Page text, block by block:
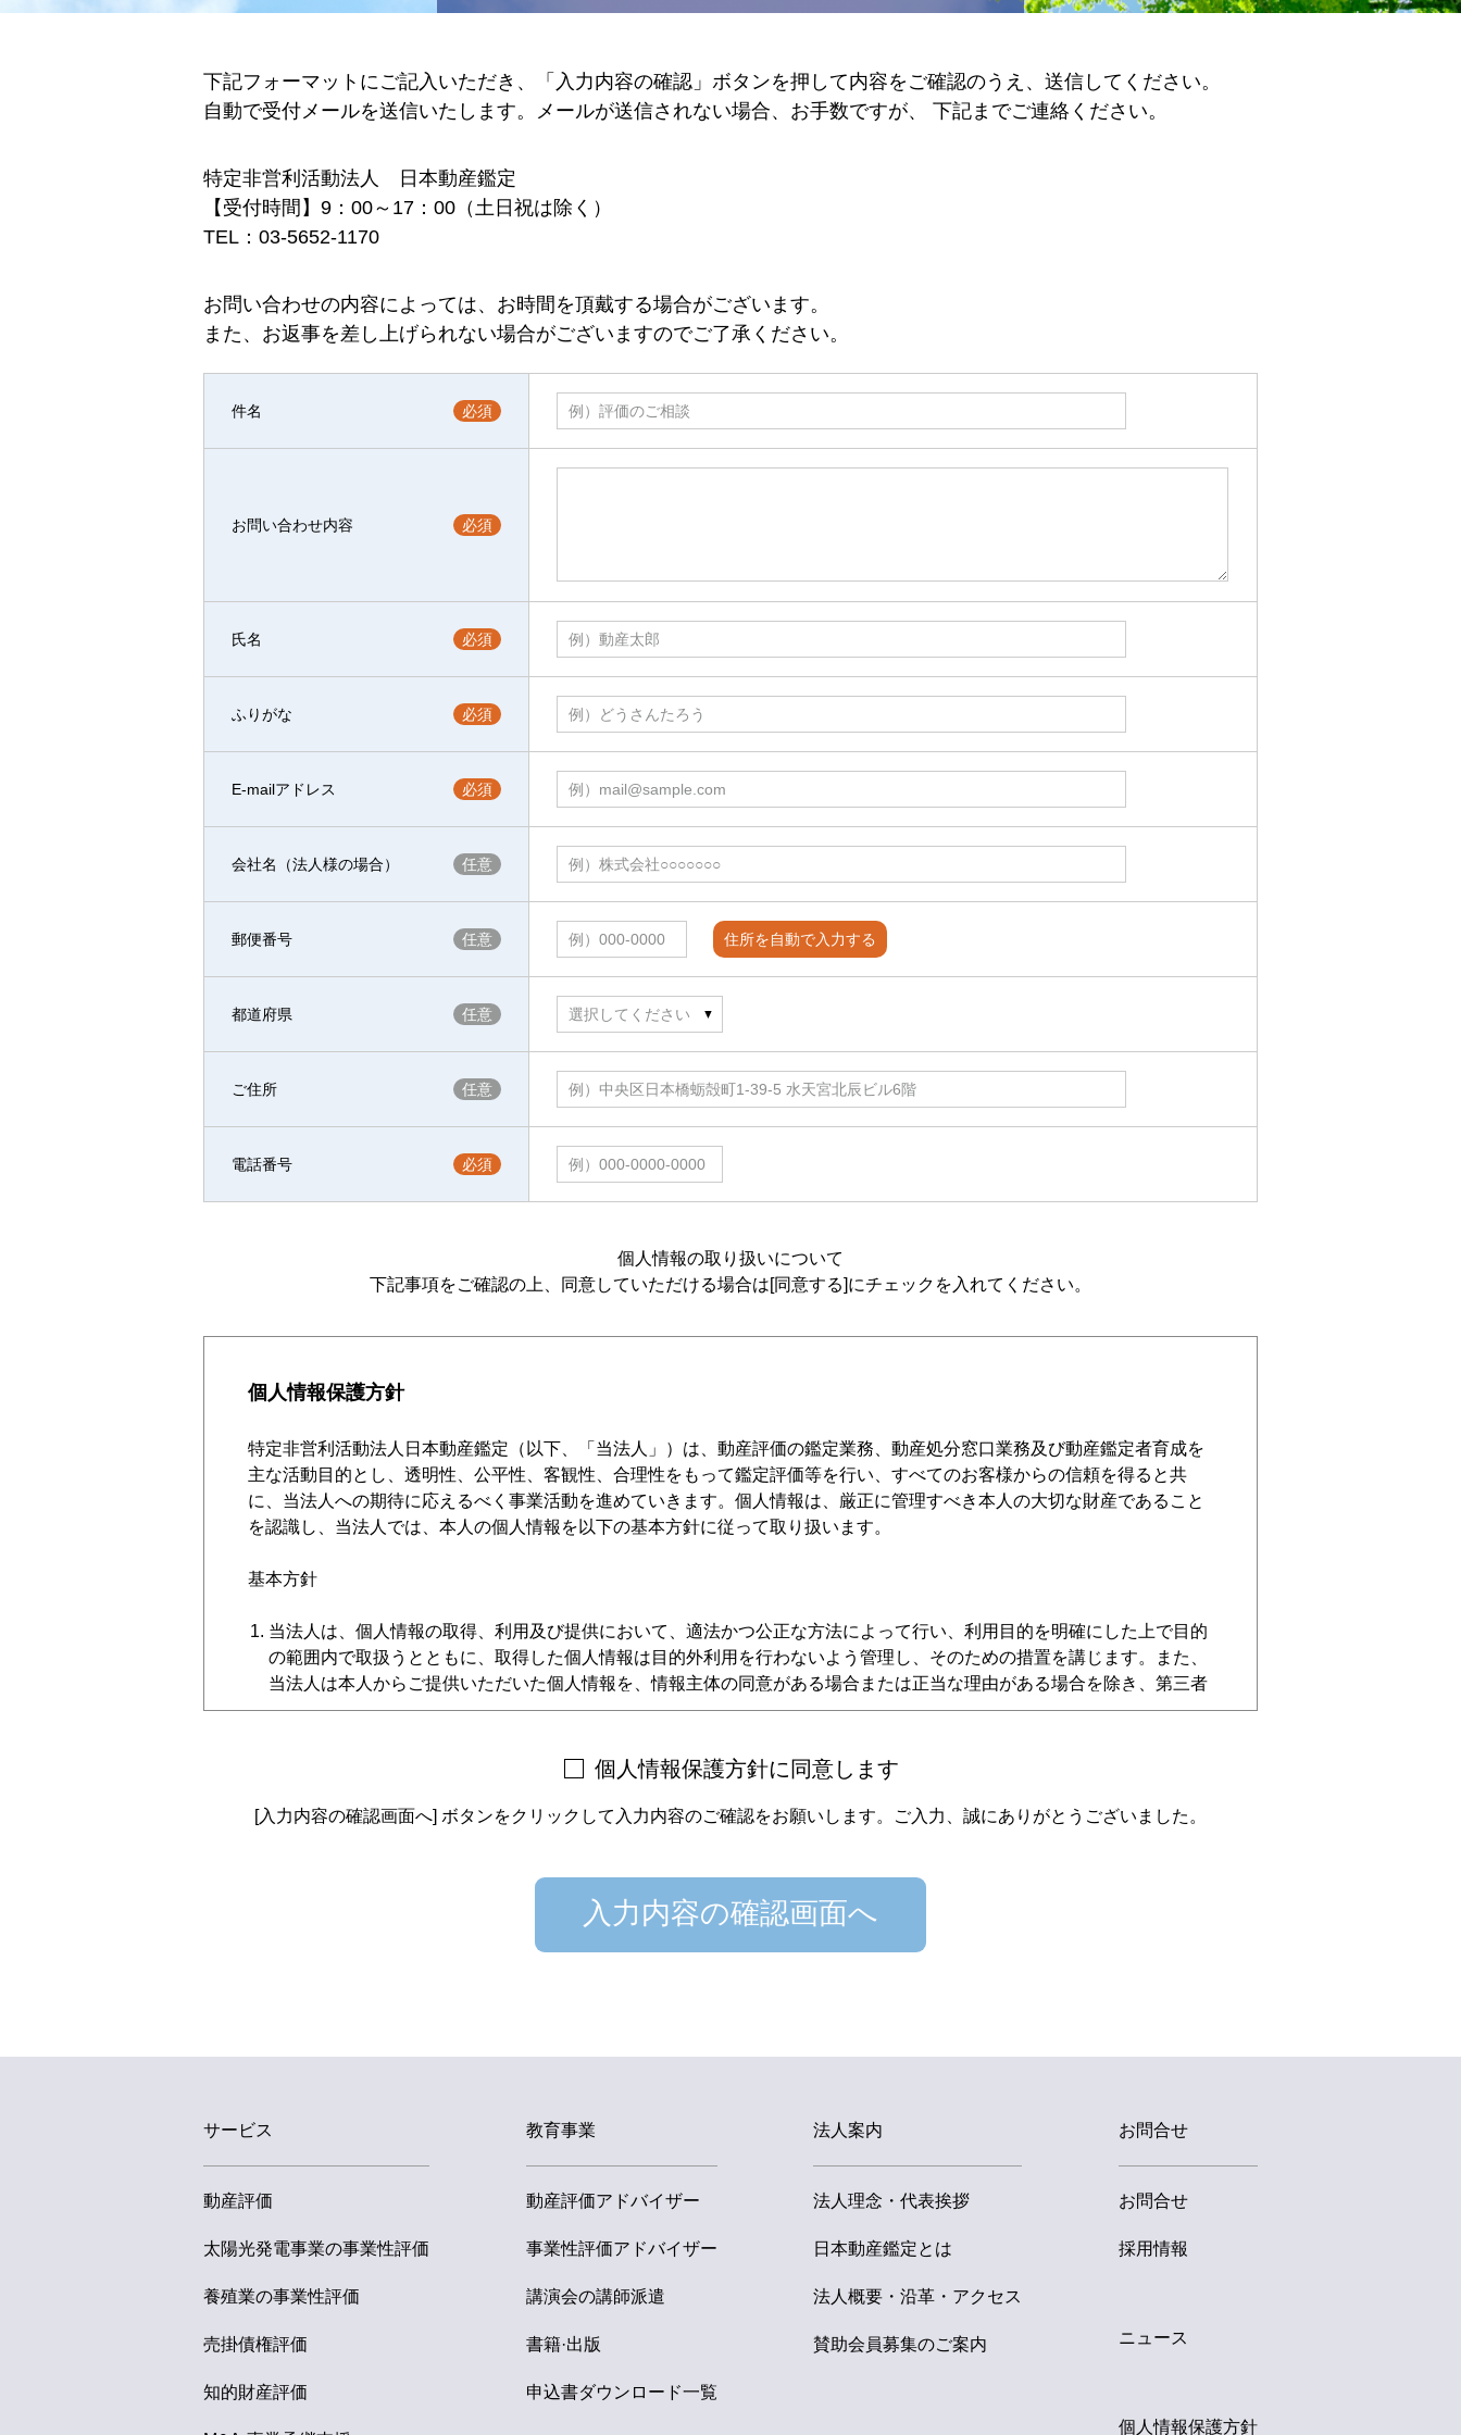
下記フォーマットにご記入いただき、「入力内容の確認」ボタンを押して内容をご確認のうえ、送信してください。
自動で受付メールを送信いたします。メールが送信されない場合、お手数ですが、 下記までご連絡ください。
特定非営利活動法人 日本動産鑑定
【受付時間】9：00～17：00（土日祝は除く）
TEL：03-5652-1170
お問い合わせの内容によっては、お時間を頂戴する場合がございます。
また、お返事を差し上げられない場合がございますのでご了承ください。
件名
お問い合わせ内容
氏名
ふりがな
E-mailアドレス
会社名（法人様の場合）
郵便番号 住所を自動で入力する
都道府県
ご住所
電話番号
個人情報の取り扱いについて
下記事項をご確認の上、同意していただける場合は[同意する]にチェックを入れてください。
個人情報保護方針
特定非営利活動法人日本動産鑑定（以下、「当法人」）は、動産評価の鑑定業務、動産処分窓口業務及び動産鑑定者育成を
主な活動目的とし、透明性、公平性、客観性、合理性をもって鑑定評価等を行い、すべてのお客様からの信頼を得ると共
に、当法人への期待に応えるべく事業活動を進めていきます。個人情報は、厳正に管理すべき本人の大切な財産であること
を認識し、当法人では、本人の個人情報を以下の基本方針に従って取り扱います。
基本方針
当法人は、個人情報の取得、利用及び提供において、適法かつ公正な方法によって行い、利用目的を明確にした上で目的
の範囲内で取扱うとともに、取得した個人情報は目的外利用を行わないよう管理し、そのための措置を講じます。また、
当法人は本人からご提供いただいた個人情報を、情報主体の同意がある場合または正当な理由がある場合を除き、第三者
に開示または提供しません。
は『個人情報保護基本規程』を着実に実施、維持するとともに、個人情報保護マネジメントシステムの継続的な改善に努
当法人は、個人情報を正確かつ最新の状態に保つとともに、個人情報への不正アクセス、個人情報の紛失、破壊、改ざん
当法人は、本人からの個人情報に関するお問い合わせ、苦情及び相談、開示、訂正等のご請求につきまして誠実かつ迅速
特定非営利活動法人 日本動産鑑定 事務局
個人情報のお取り扱いについて
特定非営利活動法人 日本動産鑑定
特定非営利活動法人 日本動産鑑定 事務局長 TEL 03-5652-1170
当法人では、個人情報を下記の内容にて利用いたします
個人情報保護方針に同意します
[入力内容の確認画面へ] ボタンをクリックして入力内容のご確認をお願いします。 ご入力、誠にありがとうございました。
サービス
動産評価
太陽光発電事業の事業性評価
養殖業の事業性評価
売掛債権評価
知的財産評価
教育事業
動産評価アドバイザー
事業性評価アドバイザー
講演会の講師派遣
書籍·出版
申込書ダウンロード一覧
法人案内
法人理念・代表挨拶
日本動産鑑定とは
法人概要・沿革・アクセス
賛助会員募集のご案内
お問合せ
お問合せ
採用情報
ニュース
個人情報保護方針